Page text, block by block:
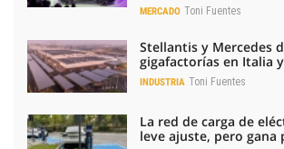
MERCADO Toni Fuentes
Stellantis y Mercedes
gigafactorías en Italia
INDUSTRIA Toni Fuentes
La red de carga de
leve ajuste, pero gana